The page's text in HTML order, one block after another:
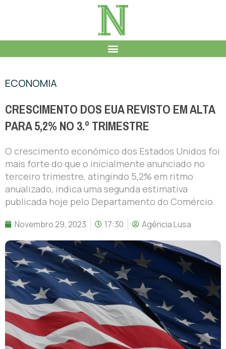
ECONOMIA
CRESCIMENTO DOS EUA REVISTO EM ALTA
PARA 5,2% NO 3.º TRIMESTRE
O crescimento económico dos Estados Unidos foi
mais forte do que o inicialmente anunciado no
terceiro trimestre, atingindo 5,2% em ritmo
anualizado, indica uma segunda estimativa
publicada hoje pelo Departamento do Comércio.
Novembro 29, 2023 17:30 Agência Lusa